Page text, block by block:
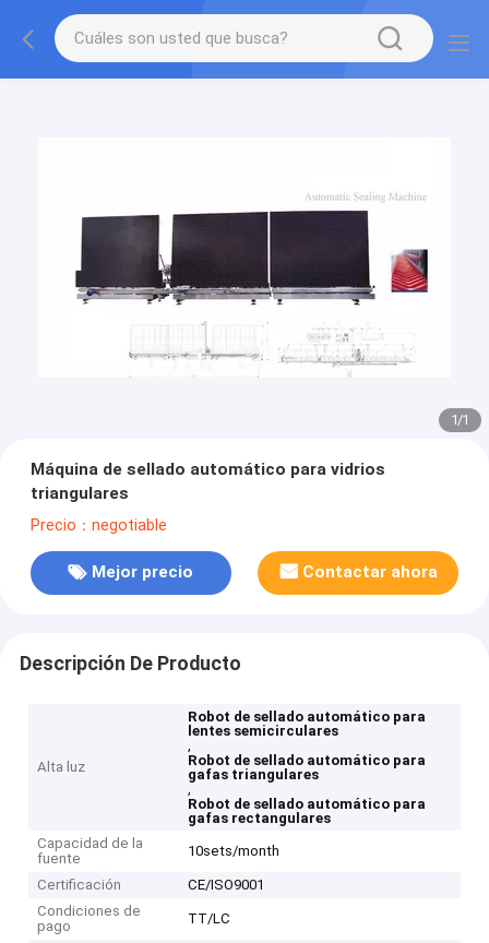
1/1
Máquina de sellado automático para vidrios
triangulares
Precio：negotiable
Mejor precio Contactar ahora
Descripción De Producto
Alta luz
Robot de sellado automático para
lentes semicirculares
,
Robot de sellado automático para
gafas triangulares
,
Robot de sellado automático para
gafas rectangulares
Capacidad de la
fuente
10sets/month
Certificación
CE/ISO9001
Condiciones de
pago
TT/LC